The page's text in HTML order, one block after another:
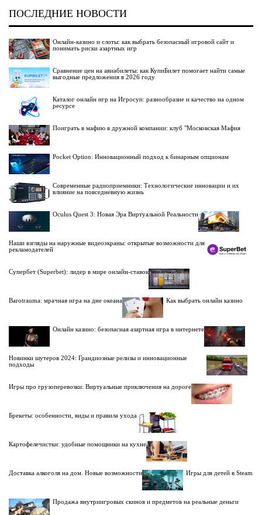
ПОСЛЕДНИЕ НОВОСТИ
Онлайн-казино и слоты: как выбрать безопасный игровой сайт и
понимать риски азартных игр
Сравнение цен на авиабилеты: как КупиБилет помогает найти самые
выгодные предложения в 2026 году
Каталог онлайн игр на Игросуп: разнообразие и качество на одном
ресурсе
Поиграть в мафию в дружной компании: клуб "Московская Мафия
Pocket Option: Инновационный подход к бинарным опционам
Современные радиоприемники: Технологические инновации и их
влияние на повседневную жизнь
Oculus Quest 3: Новая Эра Виртуальной Реальности
Наши взгляды на наружные видеоэкраны: открытые возможности для
рекламодателей
Супербет (Superbet): лидер в мире онлайн-ставок
Barotrauma: мрачная игра на дне океана Как выбрать онлайн казино
Онлайн казино: безопасная азартная игра в интернете
Новинки шутеров 2024: Грандиозные релизы и инновационные
подходы
Игры про грузоперевозки: Виртуальные приключения на дороге
Брекеты: особенности, виды и правила ухода
Картофелечистки: удобные помощники на кухне
Доставка алкоголя на дом. Новые возможности Игры для детей в Steam
Продажа внутриигровых скинов и предметов на реальные деньги